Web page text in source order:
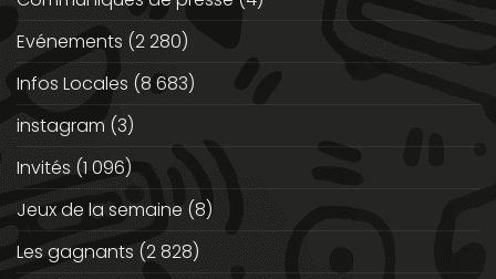
Evénements (2 280)
Infos Locales (8 683)
instagram (3)
Invités (1 096)
Jeux de la semaine (8)
Les gagnants (2 828)